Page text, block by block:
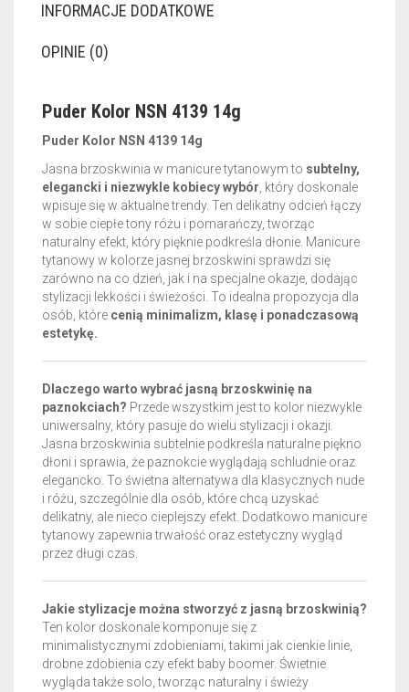
INFORMACJE DODATKOWE
OPINIE (0)
Puder Kolor NSN 4139 14g
Puder Kolor NSN 4139 14g
Jasna brzoskwinia w manicure tytanowym to subtelny,
elegancki i niezwykle kobiecy wybór , który doskonale
wpisuje się w aktualne trendy. Ten delikatny odcień łączy
w sobie ciepłe tony różu i pomarańczy, tworząc
naturalny efekt, który pięknie podkreśla dłonie. Manicure
tytanowy w kolorze jasnej brzoskwini sprawdzi się
zarówno na co dzień, jak i na specjalne okazje, dodając
stylizacji lekkości i świeżości. To idealna propozycja dla
osób, które cenią minimalizm, klasę i ponadczasową
estetykę.
Dlaczego warto wybrać jasną brzoskwinię na
paznokciach? Przede wszystkim jest to kolor niezwykle
uniwersalny, który pasuje do wielu stylizacji i okazji.
Jasna brzoskwinia subtelnie podkreśla naturalne piękno
dłoni i sprawia, że paznokcie wyglądają schludnie oraz
elegancko. To świetna alternatywa dla klasycznych nude
i różu, szczególnie dla osób, które chcą uzyskać
delikatny, ale nieco cieplejszy efekt. Dodatkowo manicure
tytanowy zapewnia trwałość oraz estetyczny wygląd
przez długi czas.
Jakie stylizacje można stworzyć z jasną brzoskwinią?
Ten kolor doskonale komponuje się z
minimalistycznymi zdobieniami, takimi jak cienkie linie,
drobne zdobienia czy efekt baby boomer. Świetnie
wygląda także solo, tworząc naturalny i świeży